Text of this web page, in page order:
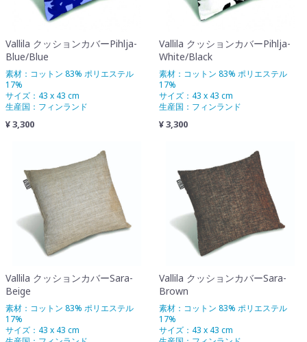
Vallila クッションカバーPihlja-
Blue/Blue
素材：コットン 83% ポリエステル
17%
サイズ：43 x 43 cm
生産国：フィンランド
¥ 3,300
Vallila クッションカバーPihlja-
White/Black
素材：コットン 83% ポリエステル
17%
サイズ：43 x 43 cm
生産国：フィンランド
¥ 3,300
Vallila クッションカバーSara-
Beige
素材：コットン 83% ポリエステル
17%
サイズ：43 x 43 cm
Vallila クッションカバーSara-
Brown
素材：コットン 83% ポリエステル
17%
サイズ：43 x 43 cm